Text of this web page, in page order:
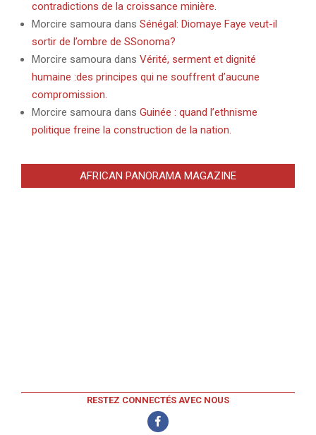
contradictions de la croissance minière.
Morcire samoura dans Sénégal: Diomaye Faye veut-il
sortir de l’ombre de SSonoma?
Morcire samoura dans Vérité, serment et dignité
humaine :des principes qui ne souffrent d’aucune
compromission.
Morcire samoura dans Guinée : quand l’ethnisme
politique freine la construction de la nation.
AFRICAN PANORAMA MAGAZINE
RESTEZ CONNECTÉS AVEC NOUS